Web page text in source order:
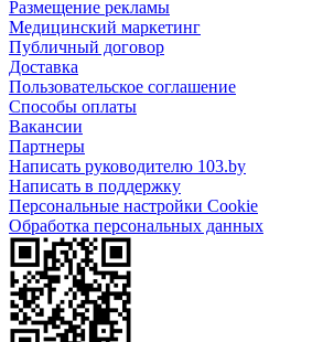
Размещение рекламы
Медицинский маркетинг
Публичный договор
Доставка
Пользовательское соглашение
Способы оплаты
Вакансии
Партнеры
Написать руководителю 103.by
Написать в поддержку
Персональные настройки Cookie
Обработка персональных данных